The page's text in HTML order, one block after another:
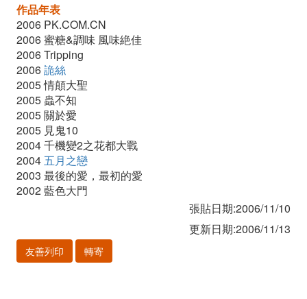
作品年表
2006 PK.COM.CN
2006 蜜糖&調味 風味絶佳
2006 Tripping
2006詭絲
2005 情顛大聖
2005 蟲不知
2005 關於愛
2005 見鬼10
2004 千機變2之花都大戰
2004五月之戀
2003 最後的愛，最初的愛
2002 藍色大門
張貼日期:2006/11/10
更新日期:2006/11/13
友善列印 轉寄